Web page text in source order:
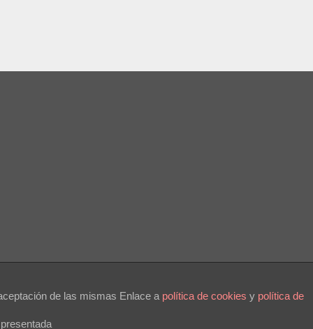
de las mismas Enlace a polí­tica de cookies y política de